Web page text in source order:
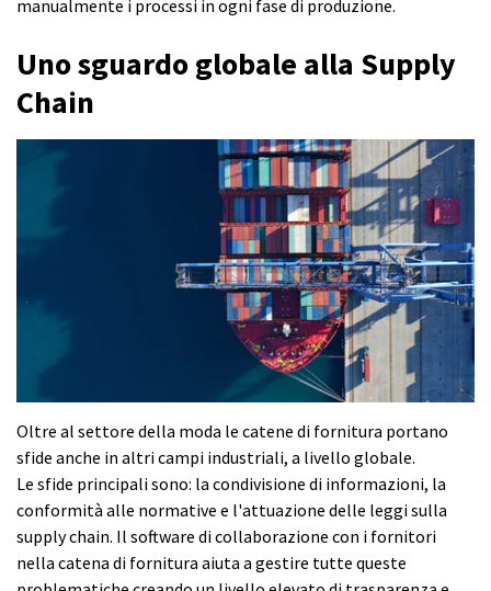
manualmente i processi in ogni fase di produzione.
Uno sguardo globale alla Supply
Chain
Oltre al settore della moda le catene di fornitura portano
sfide anche in altri campi industriali, a livello globale.
Le sfide principali sono: la condivisione di informazioni, la
conformità alle normative e l'attuazione delle leggi sulla
supply chain. Il software di collaborazione con i fornitori
nella catena di fornitura aiuta a gestire tutte queste